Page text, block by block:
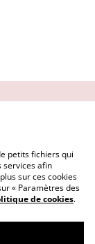
retour
petits fichiers qui
services afin
sur ces cookies
« Paramètres des
de cookies.